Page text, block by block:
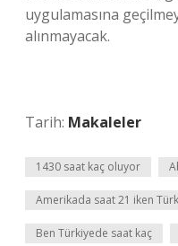
uygulamasına
alınmayacak.
Tarih: Makaleler
1430 saat kaç oluyor
Amerikada saat 21 iken
Ben Türkiyede saat kaç